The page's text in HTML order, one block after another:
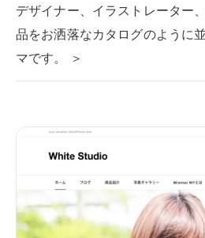
デザイナー、イラストレーター
品をお洒落なカタログのように
マです。 ＞